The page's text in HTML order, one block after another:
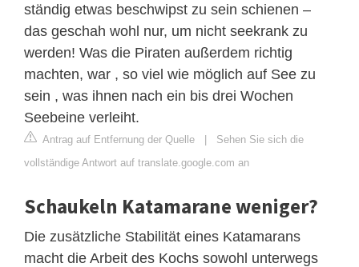
ständig etwas beschwipst zu sein schienen –
das geschah wohl nur, um nicht seekrank zu
werden! Was die Piraten außerdem richtig
machten, war , so viel wie möglich auf See zu
sein , was ihnen nach ein bis drei Wochen
Seebeine verleiht.
Antrag auf Entfernung der Quelle | Sehen Sie sich die
vollständige Antwort auf translate.google.com an
Schaukeln Katamarane weniger?
Die zusätzliche Stabilität eines Katamarans
macht die Arbeit des Kochs sowohl unterwegs